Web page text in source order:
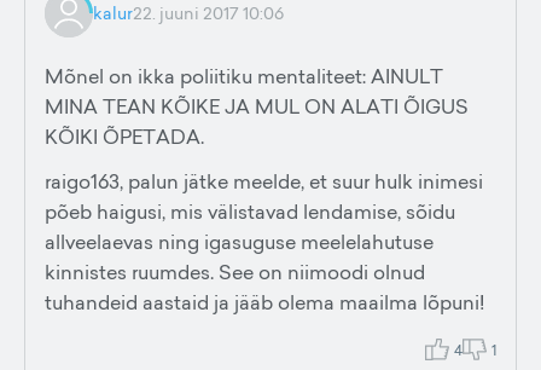
kalur22. juuni 2017 10:06
Mõnel on ikka poliitiku mentaliteet: AINULT
MINA TEAN KÕIKE JA MUL ON ALATI ÕIGUS
KÕIKI ÕPETADA.
raigo163, palun jätke meelde, et suur hulk inimesi
põeb haigusi, mis välistavad lendamise, sõidu
allveelaevas ning igasuguse meelelahutuse
kinnistes ruumdes. See on niimoodi olnud
tuhandeid aastaid ja jääb olema maailma lõpuni!
4 1